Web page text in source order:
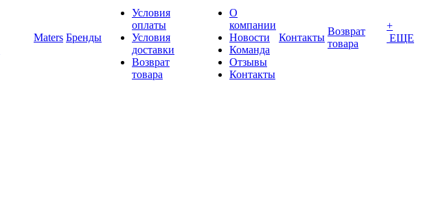
Maters Бренды
Условия
оплаты
Условия
доставки
Возврат
товара
О
компании
Новости
Команда
Отзывы
Контакты
Контакты
Возврат
товара
+
ЕЩЕ